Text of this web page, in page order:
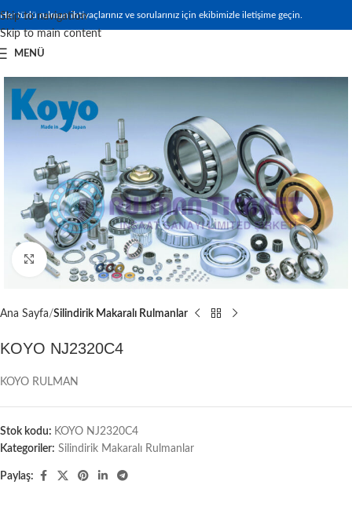
Skip to navigation
Skip to main content
Her türlü rulman ihtiyaçlarınız ve sorularınız için ekibimizle iletişime geçin.
MENÜ
Büyütmek için tıklayın
Ana Sayfa Silindirik Makaralı Rulmanlar
KOYO NJ2320C4
KOYO RULMAN
Stok kodu: KOYO NJ2320C4
Kategoriler: Silindirik Makaralı Rulmanlar
Paylaş: